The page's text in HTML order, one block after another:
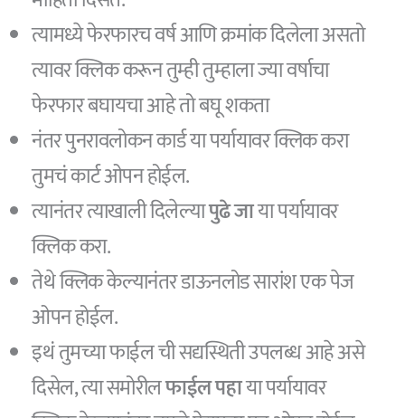
त्यामध्ये फेरफारच वर्ष आणि क्रमांक दिलेला असतो
त्यावर क्लिक करून तुम्ही तुम्हाला ज्या वर्षाचा
फेरफार बघायचा आहे तो बघू शकता
नंतर पुनरावलोकन कार्ड या पर्यायावर क्लिक करा
तुमचं कार्ट ओपन होईल.
त्यानंतर त्याखाली दिलेल्यापुढे जाया पर्यायावर
क्लिक करा.
तेथे क्लिक केल्यानंतर डाऊनलोड सारांश एक पेज
ओपन होईल.
इथं तुमच्या फाईल ची सद्यस्थिती उपलब्ध आहे असे
दिसेल, त्या समोरीलफाईल पहाया पर्यायावर